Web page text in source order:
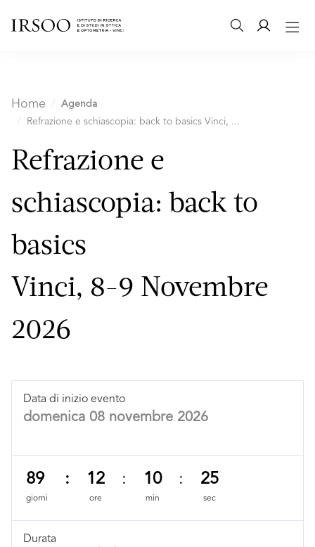
Home
Agenda
Refrazione e schiascopia: back to basics Vinci, ...
Refrazione e
schiascopia: back to
basics
Vinci, 8-9 Novembre
2026
Data di inizio evento
domenica 08 novembre 2026
89
giorni
: 12
ore
: 10
min
: 25
sec
Durata